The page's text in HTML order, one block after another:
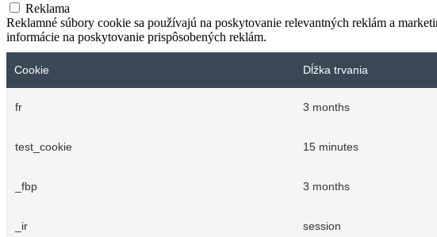
Reklama
Reklamné súbory cookie sa používajú na poskytovanie relevantných reklám a
informácie na poskytovanie prispôsobených reklám.
Cookie Dĺžka trvania
fr 3 months
test_cookie 15 minutes
_fbp 3 months
_ir session